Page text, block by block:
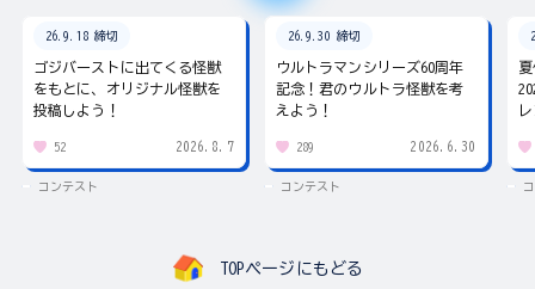
26.9.18 締切
ゴジバーストに出てくる怪獣
をもとに、オリジナル怪獣を
投稿しよう！
52 2026.8.7
コンテスト
26.9.30 締切
ウルトラマンシリーズ60周年
記念！君のウルトラ怪獣を考
えよう！
289 2026.6.30
コンテスト
TOPページにもどる